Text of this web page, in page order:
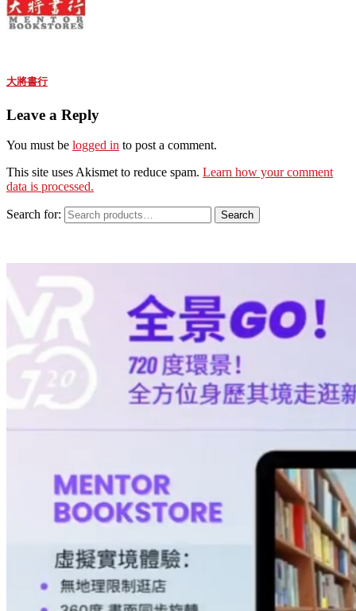
大將書行
Leave a Reply
You must be logged in to post a comment.
This site uses Akismet to reduce spam. Learn how your comment
data is processed.
Search for: Search